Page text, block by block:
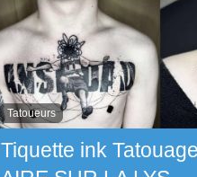
Tatoueurs
Tiquette ink